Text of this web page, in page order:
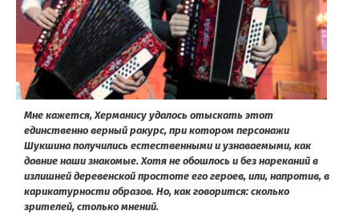
Мне кажется, Херманису удалось отыскать этот
единственно верный ракурс, при котором персонажи
Шукшина получились естественными и узнаваемыми, как
давние наши знакомые. Хотя не обошлось и без нареканий в
излишней деревенской простоте его героев, или, напротив, в
карикатурности образов. Но, как говорится: сколько
зрителей, столько мнений.